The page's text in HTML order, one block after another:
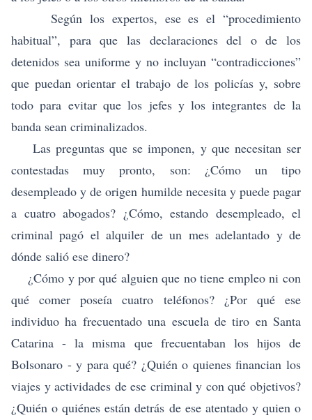
Según los expertos, ese es el “procedimiento
habitual”, para que las declaraciones del o de los
detenidos sea uniforme y no incluyan “contradicciones”
que puedan orientar el trabajo de los policías y, sobre
todo para evitar que los jefes y los integrantes de la
banda sean criminalizados.
Las preguntas que se imponen, y que necesitan ser
contestadas muy pronto, son: ¿Cómo un tipo
desempleado y de origen humilde necesita y puede pagar
a cuatro abogados? ¿Cómo, estando desempleado, el
criminal pagó el alquiler de un mes adelantado y de
dónde salió ese dinero?
¿Cómo y por qué alguien que no tiene empleo ni con
qué comer poseía cuatro teléfonos? ¿Por qué ese
individuo ha frecuentado una escuela de tiro en Santa
Catarina - la misma que frecuentaban los hijos de
Bolsonaro - y para qué? ¿Quién o quienes financian los
viajes y actividades de ese criminal y con qué objetivos?
¿Quién o quiénes están detrás de ese atentado y quien o